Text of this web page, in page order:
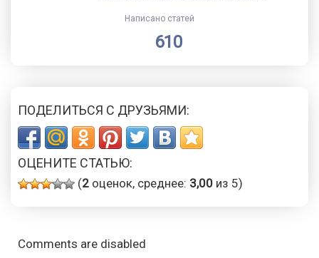
Написано статей
610
ПОДЕЛИТЬСЯ С ДРУЗЬЯМИ:
ОЦЕНИТЕ СТАТЬЮ:
(2 оценок, среднее: 3,00 из 5)
Comments are disabled